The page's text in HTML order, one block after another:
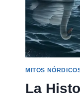
MITOS
La